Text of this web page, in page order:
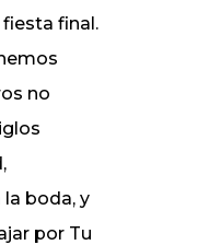
final.
no
boda, y
por Tu